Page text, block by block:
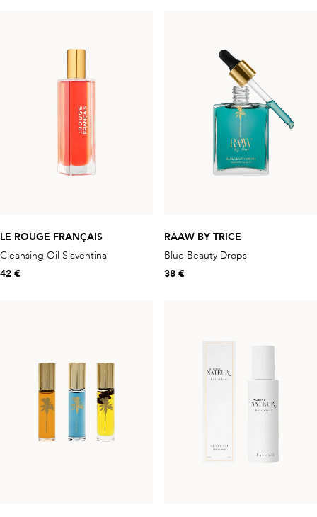
LE ROUGE FRANÇAIS
Cleansing Oil Slaventina
42 €
RAAW BY TRICE
Blue Beauty Drops
38 €